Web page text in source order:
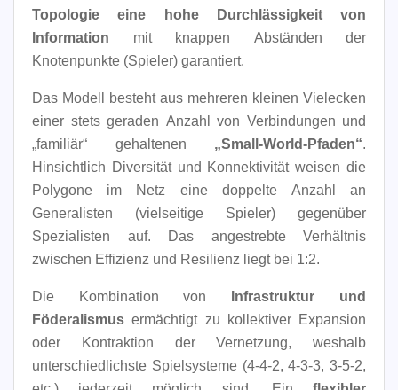
Topologie eine hohe Durchlässigkeit von
Information mit knappen Abständen der
Knotenpunkte (Spieler) garantiert.
Das Modell besteht aus mehreren kleinen Vielecken
einer stets geraden Anzahl von Verbindungen und
„familiär“ gehaltenen „Small-World-Pfaden“.
Hinsichtlich Diversität und Konnektivität weisen die
Polygone im Netz eine doppelte Anzahl an
Generalisten (vielseitige Spieler) gegenüber
Spezialisten auf. Das angestrebte Verhältnis
zwischen Effizienz und Resilienz liegt bei 1:2.
Die Kombination von
Infrastruktur und
Föderalismus ermächtigt zu kollektiver Expansion
oder Kontraktion der Vernetzung, weshalb
unterschiedlichste Spielsysteme (4-4-2, 4-3-3, 3-5-2,